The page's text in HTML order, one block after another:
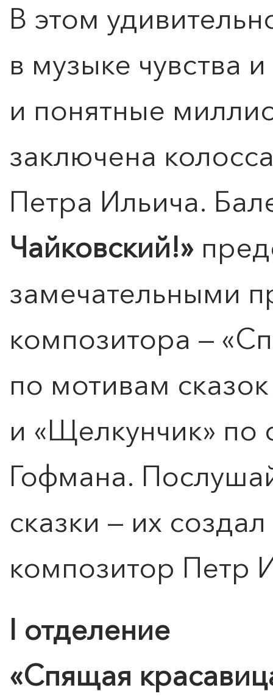
В этом
в музыке чувства
и понятные
заключена
Петра Ильича.
Чайковский!»
замечательными
композитора —
по мотивам
и «Щелкунчик» по
Гофмана.
сказки — их
композитор Петр
I отделение
«Спящая